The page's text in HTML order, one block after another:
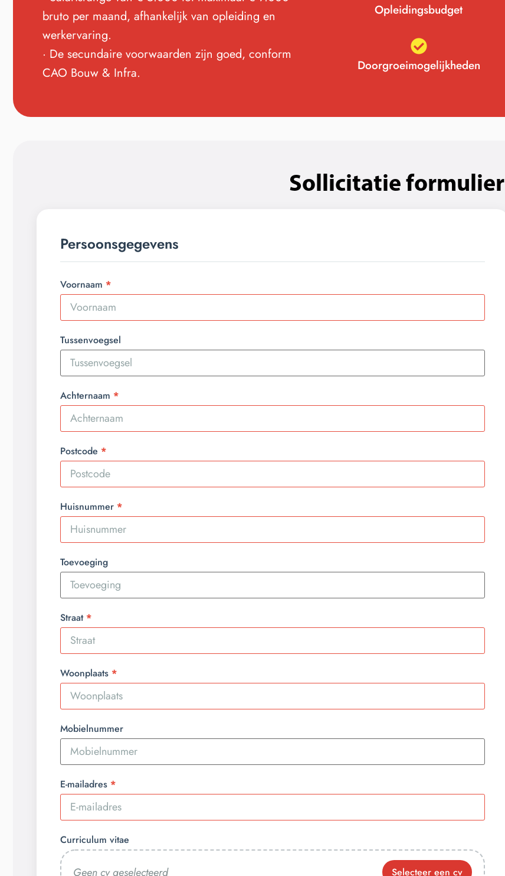
bruto per maand, afhankelijk van opleiding en
werkervaring.
· De secundaire voorwaarden zijn goed, conform
CAO Bouw & Infra.
Opleidingsbudget
Doorgroeimogelijkheden
Sollicitatie formulier
Persoonsgegevens
Voornaam
Tussenvoegsel
Achternaam
Postcode
Huisnummer
Toevoeging
Straat
Woonplaats
Mobielnummer
E-mailadres
Curriculum vitae
Geen cv geselecteerd Selecteer een cv